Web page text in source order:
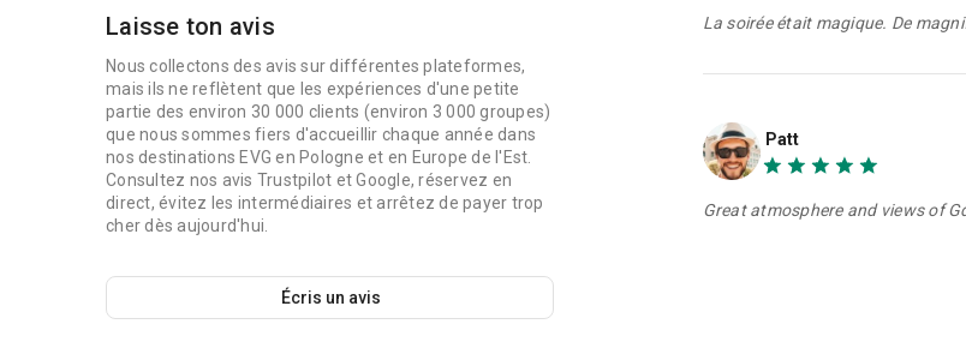
Laisse ton avis
Nous collectons des avis sur différentes plateformes,
mais ils ne reflètent que les expériences d'une petite
partie des environ 30 000 clients (environ 3 000 groupes)
que nous sommes fiers d'accueillir chaque année dans
nos destinations EVG en Pologne et en Europe de l'Est.
Consultez nos avis Trustpilot et Google, réservez en
direct, évitez les intermédiaires et arrêtez de payer trop
cher dès aujourd'hui.
Écris un avis
La soirée était magique. De
Patt
Great atmosphere and views of